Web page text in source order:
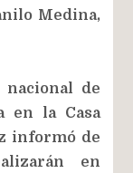
Medina,
nacional de
en la Casa
informó de
en